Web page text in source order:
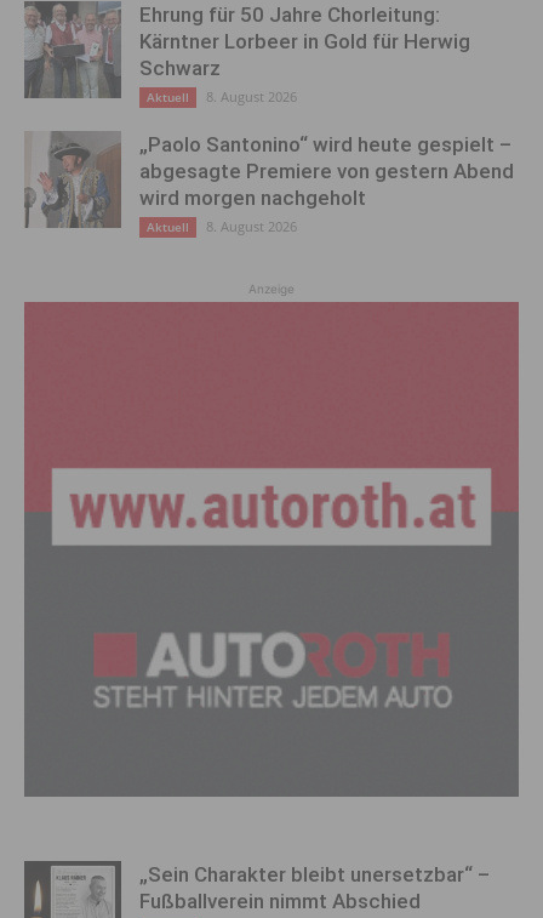
Ehrung für 50 Jahre Chorleitung:
Kärntner Lorbeer in Gold für Herwig
Schwarz
Aktuell 8. August 2026
„Paolo Santonino“ wird heute gespielt –
abgesagte Premiere von gestern Abend
wird morgen nachgeholt
Aktuell 8. August 2026
Anzeige
„Sein Charakter bleibt unersetzbar“ –
Fußballverein nimmt Abschied